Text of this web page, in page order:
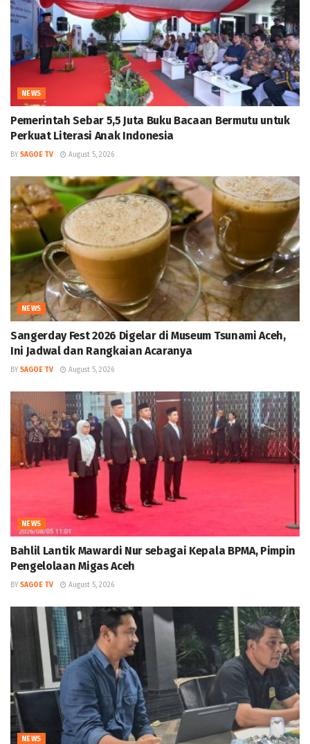
NEWS
Pemerintah Sebar 5,5 Juta Buku Bacaan Bermutu untuk
Perkuat Literasi Anak Indonesia
BY SAGOE TV August 5, 2026
NEWS
Sangerday Fest 2026 Digelar di Museum Tsunami Aceh,
Ini Jadwal dan Rangkaian Acaranya
BY SAGOE TV August 5, 2026
NEWS
Bahlil Lantik Mawardi Nur sebagai Kepala BPMA, Pimpin
Pengelolaan Migas Aceh
BY SAGOE TV August 5, 2026
NEWS